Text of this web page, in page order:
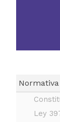
Normativa
Ley